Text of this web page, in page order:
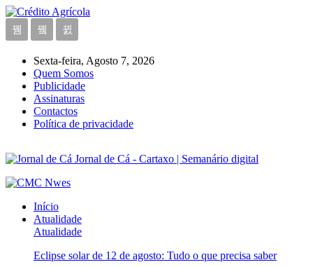
Sexta-feira, Agosto 7, 2026
Quem Somos
Publicidade
Assinaturas
Contactos
Política de privacidade
Jornal de Cá - Cartaxo | Semanário digital
Início
Atualidade
Atualidade
Eclipse solar de 12 de agosto: Tudo o que precisa saber